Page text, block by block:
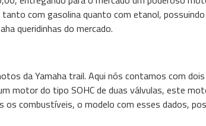
com gasolina quanto com etanol,
queridinhas do mercado.
da Yamaha trail. Aqui nós contamos com
motor do tipo SOHC de duas válvulas, este
combustíveis, o modelo com esses dados,